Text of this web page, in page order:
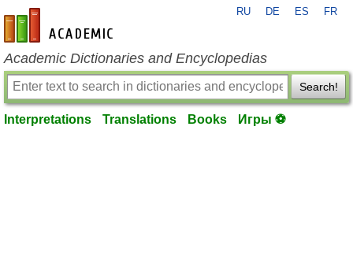
en-academic.com
RU DE ES FR
Academic Dictionaries and Encyclopedias
Search!
Interpretations Translations Books Игры ⚽